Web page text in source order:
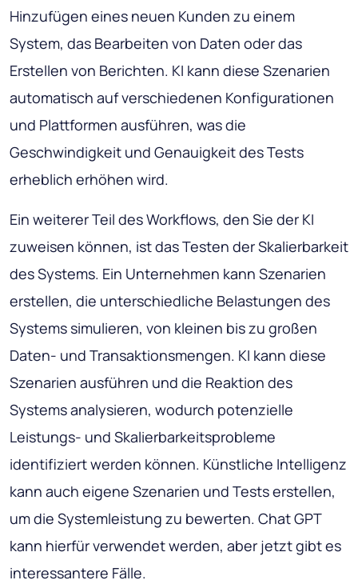
Hinzufügen eines neuen Kunden zu einem
System, das Bearbeiten von Daten oder das
Erstellen von Berichten. KI kann diese Szenarien
automatisch auf verschiedenen Konfigurationen
und Plattformen ausführen, was die
Geschwindigkeit und Genauigkeit des Tests
erheblich erhöhen wird.
Ein weiterer Teil des Workflows, den Sie der KI
zuweisen können, ist das Testen der Skalierbarkeit
des Systems. Ein Unternehmen kann Szenarien
erstellen, die unterschiedliche Belastungen des
Systems simulieren, von kleinen bis zu großen
Daten- und Transaktionsmengen. KI kann diese
Szenarien ausführen und die Reaktion des
Systems analysieren, wodurch potenzielle
Leistungs- und Skalierbarkeitsprobleme
identifiziert werden können. Künstliche Intelligenz
kann auch eigene Szenarien und Tests erstellen,
um die Systemleistung zu bewerten. Chat GPT
kann hierfür verwendet werden, aber jetzt gibt es
interessantere Fälle.